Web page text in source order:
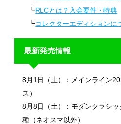
RLCとは？入会要件・特典
コレクターエディションに
最新発売情報
8月1日（土）：メインライン
ス）
8月8日（土）：モダンクラシ
種（ネオスマ以外）